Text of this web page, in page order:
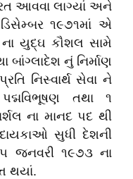
આવવા લાગ્યાં અને
૧૯૭૧માં એ
યુદ્ઘ કૌશલ સામે
બાંગ્લાદેશ નું નિર્માણ
નિસ્વાર્થ સેવા ને
તથા ૧
ના માનદ પદ થી
સુધી દેશની
જનવરી ૧૯૭૩ ના
થયાં.